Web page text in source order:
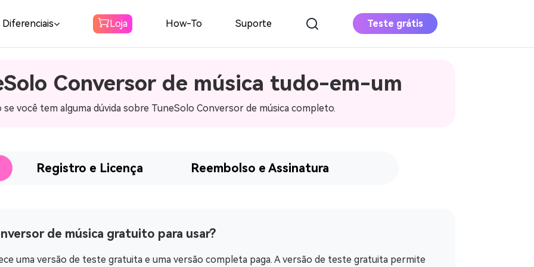
Diferenciais
Spotify Conversor
Baixar Spotify Música para MP3
Conversor de
Baixar o Apple Music para MP3
Converter
Música Deezer
Converter
Loja How-To Suporte Teste grátis
Conversor de música tudo-em-um
se você tem alguma dúvida sobre TuneSolo Conversor de música completo.
Registro e Licença Reembolso e Assinatura
de música gratuito para usar?
uma versão de teste gratuita e uma versão completa paga. A versão de teste gratuita permite